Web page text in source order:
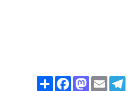
Share FacebookMastodon
Email